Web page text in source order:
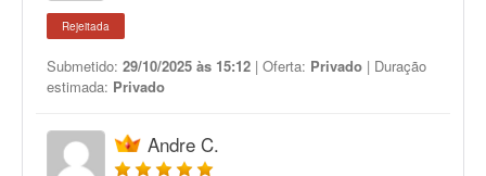
Rejeitada
Submetido: 29/10/2025 às 15:12 | Oferta: Privado | Duração
estimada: Privado
Andre C.